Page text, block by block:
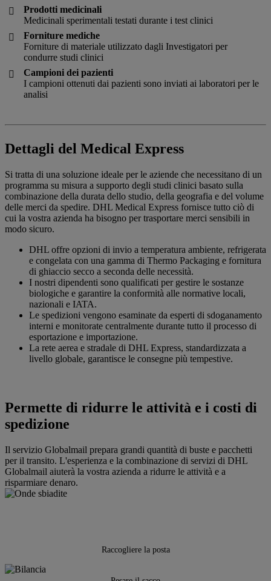

Prodotti medicinali
Medicinali sperimentali testati durante i test clinici

Forniture mediche
Forniture di materiale utilizzato dagli Investigatori per
condurre studi clinici

Campioni dei pazienti
I campioni ottenuti dai pazienti sono inviati ai laboratori per le
analisi
Dettagli del Medical Express
Si tratta di una soluzione ideale per le aziende che necessitano di un
programma su misura a supporto degli studi clinici basato sulla
combinazione della durata dello studio, della geografia e del volume
delle merci da spedire. DHL Medical Express fornisce tutto ciò di
cui la vostra azienda ha bisogno per trasportare merci sensibili in
modo sicuro.
DHL offre opzioni di invio a temperatura ambiente, refrigerata
e congelata con una gamma di Thermo Packaging e fornitura
di ghiaccio secco a seconda delle necessità.
I nostri dipendenti sono qualificati per gestire le sostanze
biologiche e garantire la conformità alle normative locali,
nazionali e IATA.
Le spedizioni vengono esaminate da esperti di sdoganamento
interni e monitorate centralmente durante tutto il processo di
esportazione e importazione.
La rete aerea e stradale di DHL Express, standardizzata a
livello globale, garantisce le consegne più tempestive.
Permette di ridurre le attività e i costi di
spedizione
Il servizio Globalmail prepara grandi quantità di buste e pacchetti
per il transito. L'esperienza e la combinazione di servizi di DHL
Globalmail aiuterà la vostra azienda a ridurre le attività e a
risparmiare denaro.
Raccogliere la posta